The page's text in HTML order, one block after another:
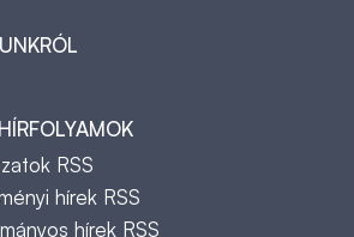
RSS
hírek RSS
hírek RSS